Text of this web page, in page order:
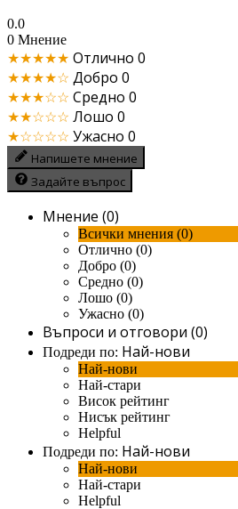
0.0
0 Мнение
★★★★★ Отлично 0
★★★★☆ Добро 0
★★★☆☆ Средно 0
★★☆☆☆ Лошо 0
★☆☆☆☆ Ужасно 0
Напишете мнение
Задайте въпрос
Мнение (0)
Всички мнения (0)
Отлично (0)
Добро (0)
Средно (0)
Лошо (0)
Ужасно (0)
Въпроси и отговори (0)
Подреди по: Най-нови
Най-нови
Най-стари
Висок рейтинг
Нисък рейтинг
Helpful
Подреди по: Най-нови
Най-нови
Най-стари
Helpful